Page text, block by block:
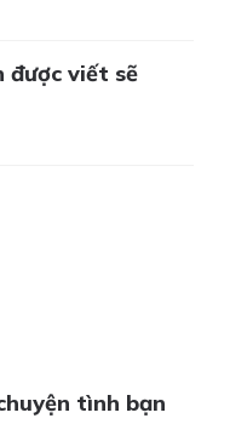
được viết sẽ
tình bạn